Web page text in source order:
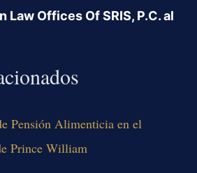
Law Offices Of SRIS, P.C. al
Pensión Alimenticia en el
Prince William